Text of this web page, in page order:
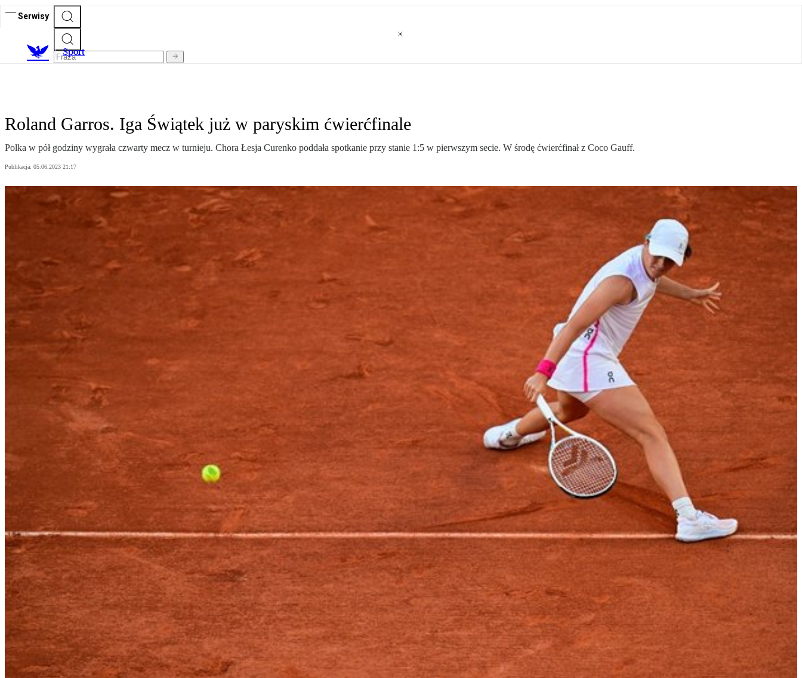
Serwisy
Sport
Roland Garros. Iga Świątek już w paryskim ćwierćfinale
Polka w pół godziny wygrała czwarty mecz w turnieju. Chora Łesja Curenko poddała spotkanie przy stanie 1:5 w pierwszym secie. W środę ćwierćfinał z Coco Gauff.
Publikacja: 05.06.2023 21:17